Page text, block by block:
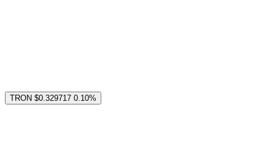
TRON $0.329717 0.10%